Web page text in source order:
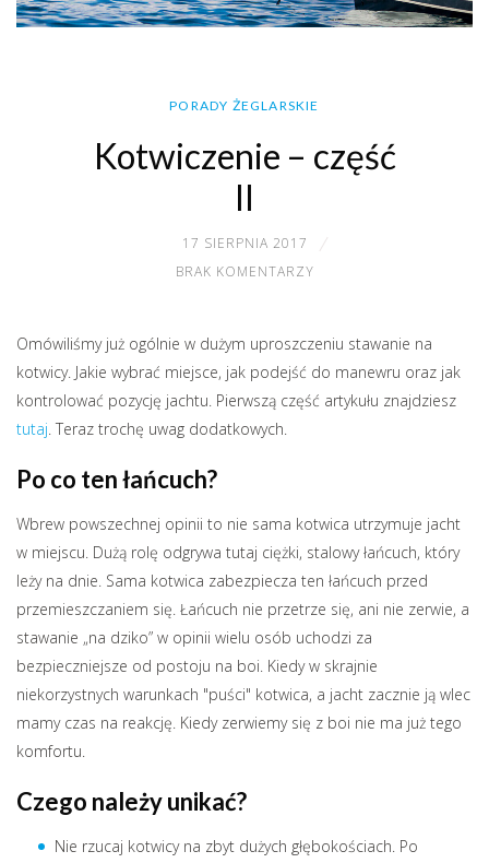
PORADY ŻEGLARSKIE
Kotwiczenie – część
II
17 SIERPNIA 2017
BRAK KOMENTARZY
Omówiliśmy już ogólnie w dużym uproszczeniu stawanie na
kotwicy. Jakie wybrać miejsce, jak podejść do manewru oraz jak
kontrolować pozycję jachtu. Pierwszą część artykułu znajdziesz
tutaj. Teraz trochę uwag dodatkowych.
Po co ten łańcuch?
Wbrew powszechnej opinii to nie sama kotwica utrzymuje jacht
w miejscu. Dużą rolę odgrywa tutaj ciężki, stalowy łańcuch, który
leży na dnie. Sama kotwica zabezpiecza ten łańcuch przed
przemieszczaniem się. Łańcuch nie przetrze się, ani nie zerwie, a
stawanie „na dziko” w opinii wielu osób uchodzi za
bezpieczniejsze od postoju na boi. Kiedy w skrajnie
niekorzystnych warunkach "puści" kotwica, a jacht zacznie ją wlec
mamy czas na reakcję. Kiedy zerwiemy się z boi nie ma już tego
komfortu.
Czego należy unikać?
Nie rzucaj kotwicy na zbyt dużych głębokościach. Po